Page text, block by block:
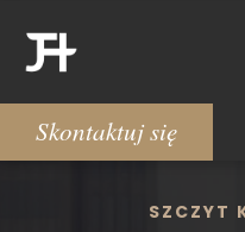
Skontaktuj się
SZCZYT